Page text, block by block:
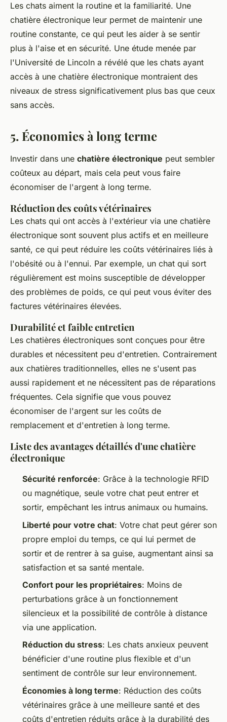
Les chats aiment la routine et la familiarité. Une
chatière électronique leur permet de maintenir une
routine constante, ce qui peut les aider à se sentir
plus à l'aise et en sécurité. Une étude menée par
l'Université de Lincoln a révélé que les chats ayant
accès à une chatière électronique montraient des
niveaux de stress significativement plus bas que ceux
sans accès.
5. Économies à long terme
Investir dans une chatière électronique peut sembler
coûteux au départ, mais cela peut vous faire
économiser de l'argent à long terme.
Réduction des coûts vétérinaires
Les chats qui ont accès à l'extérieur via une chatière
électronique sont souvent plus actifs et en meilleure
santé, ce qui peut réduire les coûts vétérinaires liés à
l'obésité ou à l'ennui. Par exemple, un chat qui sort
régulièrement est moins susceptible de développer
des problèmes de poids, ce qui peut vous éviter des
factures vétérinaires élevées.
Durabilité et faible entretien
Les chatières électroniques sont conçues pour être
durables et nécessitent peu d'entretien. Contrairement
aux chatières traditionnelles, elles ne s'usent pas
aussi rapidement et ne nécessitent pas de réparations
fréquentes. Cela signifie que vous pouvez
économiser de l'argent sur les coûts de
remplacement et d'entretien à long terme.
Liste des avantages détaillés d'une chatière
électronique
Sécurité renforcée: Grâce à la technologie RFID
ou magnétique, seule votre chat peut entrer et
sortir, empêchant les intrus animaux ou humains.
Liberté pour votre chat: Votre chat peut gérer son
propre emploi du temps, ce qui lui permet de
sortir et de rentrer à sa guise, augmentant ainsi sa
satisfaction et sa santé mentale.
Confort pour les propriétaires: Moins de
perturbations grâce à un fonctionnement
silencieux et la possibilité de contrôle à distance
via une application.
Réduction du stress: Les chats anxieux peuvent
bénéficier d'une routine plus flexible et d'un
sentiment de contrôle sur leur environnement.
Économies à long terme: Réduction des coûts
vétérinaires grâce à une meilleure santé et des
coûts d'entretien réduits grâce à la durabilité des